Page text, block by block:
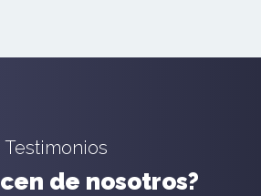
Testimonios
de nosotros?